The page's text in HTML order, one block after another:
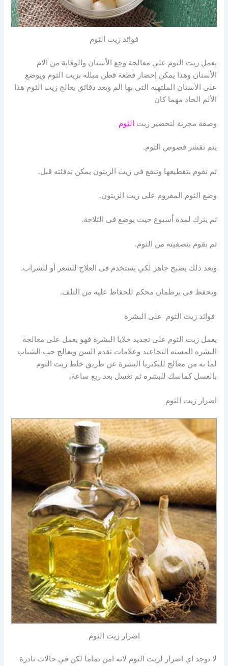
فوائد زيت الثوم
يعمل زيت الثوم على معالجة وجع الأسنان والوقاية من آلام
الأسنان وهذا يمكن إحضار قطعة قطن مبلله بزيت الثوم ويوضع
على الأسنان الملتهبة التى بها الم وبعد دقائق يعالج زيت الثوم هذا
الألم الحاد مهما كان
وصفة مجربة لتحضير زيت الثوم
يتم تقشر فصوص الثوم.
ثم نقوم بتقطيعها وتنقع في زيت الزيتون يمكن تدفئته قبل.
وضع الثوم المفروم على زيت الزيتون.
ثم يترك لمدة أسبوع حيث يوضع فى الثلاجة.
ثم نقوم بتصفيته من الثوم.
وبعد ذلك يصبح جاهز لكي يستخدم فى العلاج للشعر أو للشراب.
ويحفظ فى برطمان محكم للحفاظ عليه من التلف.
فوائد زيت الثوم على البشرة
يعمل زيت الثوم على تجديد خلايا البشرة فهو يعمل على معالجة
البشره المسنه التجاعيد وعلامات تقدم السن ويعالج حب الشباب
لما به من معالج للبكتريا البشرة عن طريق خلط زيت الثوم
بالعسل كماسك للبشره ثم تغسل بعد ربع ساعة.
اضرار زيت الثوم
اضرار زيت الثوم
لا توجد اي اضرار لزيت الثوم لانه امن تماما لكن في حالات نادرة